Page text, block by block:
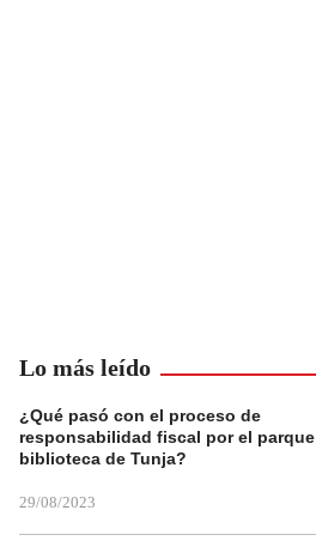
Lo más leído
¿Qué pasó con el proceso de
responsabilidad fiscal por el parque
biblioteca de Tunja?
29/08/2023